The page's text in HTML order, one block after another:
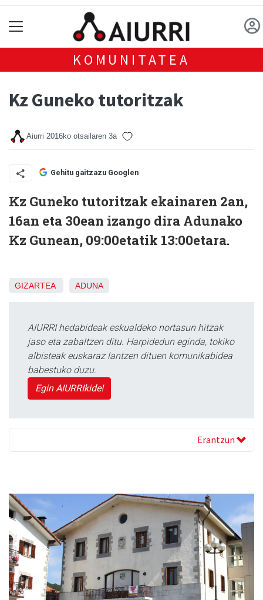
KOMUNITATEA
Kz Guneko tutoritzak
Aiurri 2016ko otsailaren 3a
Gehitu gaitzazu Googlen
Kz Guneko tutoritzak ekainaren 2an,
16an eta 30ean izango dira Adunako
Kz Gunean, 09:00etatik 13:00etara.
GIZARTEA ADUNA
AIURRI hedabideak eskualdeko nortasun hitzak
jaso eta zabaltzen ditu. Harpidedun eginda, tokiko
albisteak euskaraz lantzen dituen komunikabidea
babestuko duzu.
Egin AIURRIkide!
Erantzun